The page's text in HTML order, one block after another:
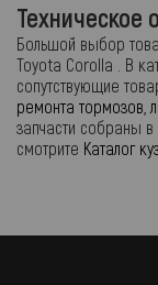
Техническое
Большой выбор
Toyota Corolla . В
сопутствующие
ремонта тормозов,
запчасти собраны в
смотрите Каталог